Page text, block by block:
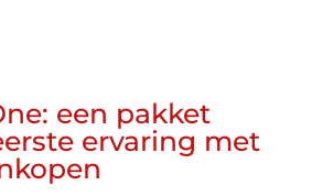
een pakket
ervaring met